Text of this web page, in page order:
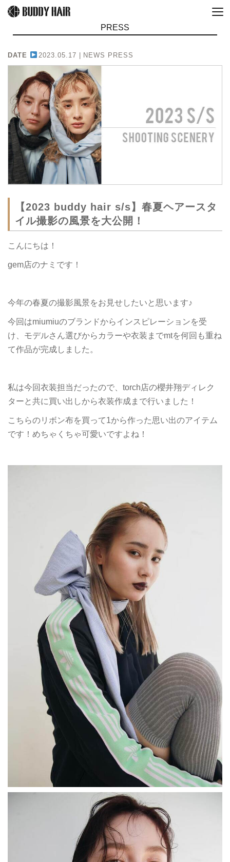
PRESS
DATE 2023.05.17 | NEWS PRESS
【2023 buddy hair s/s】春夏ヘアースタ
イル撮影の風景を大公開！
こんにちは！
gem店のナミです！
今年の春夏の撮影風景をお見せしたいと思います♪
今回はmiumiuのブランドからインスピレーションを受
け、モデルさん選びからカラーや衣装までmtを何回も重ね
て作品が完成しました。
私は今回衣装担当だったので、torch店の櫻井翔ディレク
ターと共に買い出しから衣装作成まで行いました！
こちらのリボン布を買って1から作った思い出のアイテム
です！めちゃくちゃ可愛いですよね！